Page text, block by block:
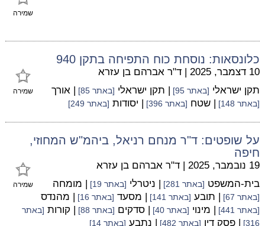
שמירה
כלונסאות: נוסחת כוח התפיחה בתקן 940
שמירה
10 דצמבר, 2025 | ד"ר אברהם בן עזרא
תקן ישראלי [באתר 95] | תקן ישראלי [באתר 85] | אורך
[באתר 148] | שטח [באתר 396] | יסודות [באתר 249]
על שופטים: ד"ר מנחם רניאל, ביהמ"ש המחוזי,
חיפה
שמירה
19 נובמבר, 2025 | ד"ר אברהם בן עזרא
בית-המשפט [באתר 281] | ניטרלי [באתר 19] | מומחה
[באתר 67] | תובע [באתר 141] | מסעד [באתר 16] | מהנדס
[באתר 441] | מינוי [באתר 40] | סדקים [באתר 88] | קורות [באתר
316]
| פסק דין [באתר 482] | נתבע [באתר 14]